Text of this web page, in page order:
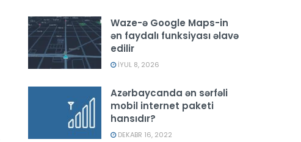
Waze-ə Google Maps-in
ən faydalı funksiyası əlavə
edilir
İYUL 8, 2026
Azərbaycanda ən sərfəli
mobil internet paketi
hansıdır?
DEKABR 16, 2022